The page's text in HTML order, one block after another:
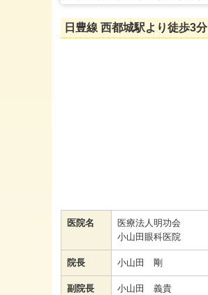
日豊線 西都城駅より徒歩3分
医院名
医療法人明功会
小山田眼科医院
院長 小山田 剛
副院長 小山田 義貴